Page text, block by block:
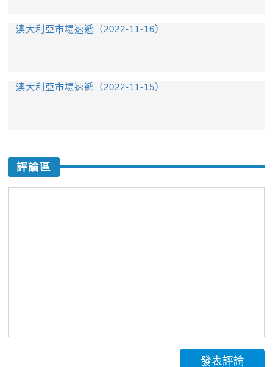
澳大利亞市場速遞（2022-11-16）
澳大利亞市場速遞（2022-11-15）
評論區
發表評論